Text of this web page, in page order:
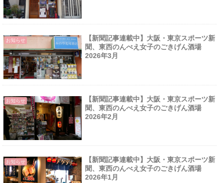
お知らせ
【新聞記事連載中】大阪・東京スポーツ新
聞、東西のんべえ女子のごきげん酒場
2026年3月
お知らせ
【新聞記事連載中】大阪・東京スポーツ新
聞、東西のんべえ女子のごきげん酒場
2026年2月
お知らせ
【新聞記事連載中】大阪・東京スポーツ新
聞、東西のんべえ女子のごきげん酒場
2026年1月